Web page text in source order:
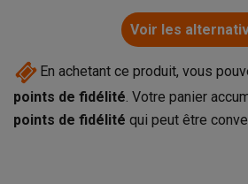
Voir les
En achetant ce produit, vous
points de fidélité. Votre panier
points de fidélité qui peut être